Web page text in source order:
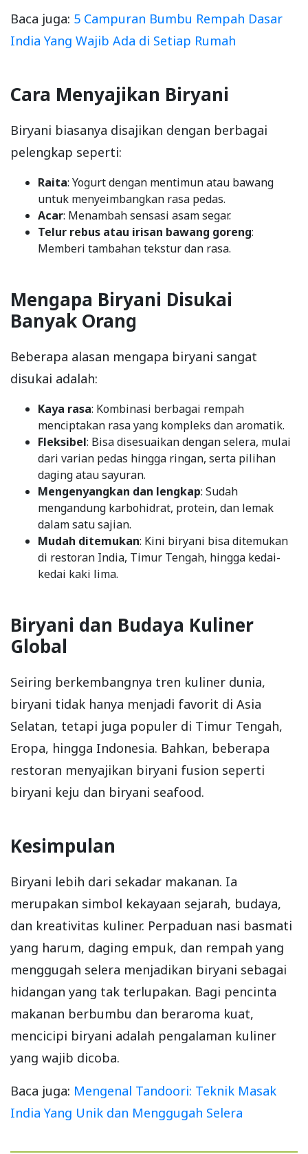
Baca juga: 5 Campuran Bumbu Rempah Dasar
India Yang Wajib Ada di Setiap Rumah
Cara Menyajikan Biryani
Biryani biasanya disajikan dengan berbagai
pelengkap seperti:
Raita: Yogurt dengan mentimun atau bawang
untuk menyeimbangkan rasa pedas.
Acar: Menambah sensasi asam segar.
Telur rebus atau irisan bawang goreng:
Memberi tambahan tekstur dan rasa.
Mengapa Biryani Disukai
Banyak Orang
Beberapa alasan mengapa biryani sangat
disukai adalah:
Kaya rasa: Kombinasi berbagai rempah
menciptakan rasa yang kompleks dan aromatik.
Fleksibel: Bisa disesuaikan dengan selera, mulai
dari varian pedas hingga ringan, serta pilihan
daging atau sayuran.
Mengenyangkan dan lengkap: Sudah
mengandung karbohidrat, protein, dan lemak
dalam satu sajian.
Mudah ditemukan: Kini biryani bisa ditemukan
di restoran India, Timur Tengah, hingga kedai-
kedai kaki lima.
Biryani dan Budaya Kuliner
Global
Seiring berkembangnya tren kuliner dunia,
biryani tidak hanya menjadi favorit di Asia
Selatan, tetapi juga populer di Timur Tengah,
Eropa, hingga Indonesia. Bahkan, beberapa
restoran menyajikan biryani fusion seperti
biryani keju dan biryani seafood.
Kesimpulan
Biryani lebih dari sekadar makanan. Ia
merupakan simbol kekayaan sejarah, budaya,
dan kreativitas kuliner. Perpaduan nasi basmati
yang harum, daging empuk, dan rempah yang
menggugah selera menjadikan biryani sebagai
hidangan yang tak terlupakan. Bagi pencinta
makanan berbumbu dan beraroma kuat,
mencicipi biryani adalah pengalaman kuliner
yang wajib dicoba.
Baca juga: Mengenal Tandoori: Teknik Masak
India Yang Unik dan Menggugah Selera